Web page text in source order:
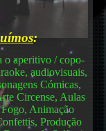
:
o aperitivo / copo-
audiovisuais,
Cómicas,
Circense, Aulas
Animação
Produção